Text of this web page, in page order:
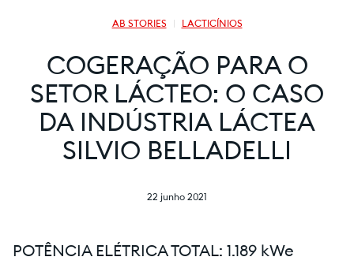
AB STORIES LACTICÍNIOS
COGERAÇÃO PARA O
SETOR LÁCTEO: O CASO
DA INDÚSTRIA LÁCTEA
SILVIO BELLADELLI
22 junho 2021
POTÊNCIA ELÉTRICA TOTAL: 1.189 kWe